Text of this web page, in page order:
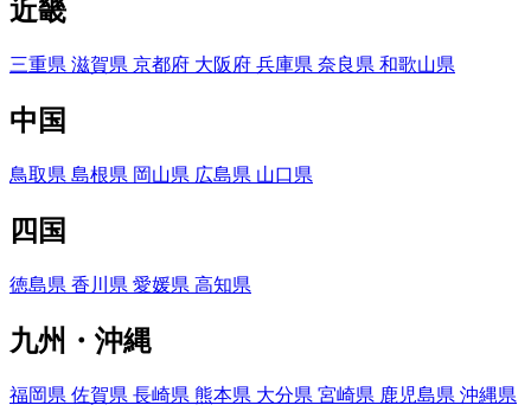
近畿
三重県 滋賀県 京都府 大阪府 兵庫県 奈良県 和歌山県
中国
鳥取県 島根県 岡山県 広島県 山口県
四国
徳島県 香川県 愛媛県 高知県
九州・沖縄
福岡県 佐賀県 長崎県 熊本県 大分県 宮崎県 鹿児島県 沖縄県